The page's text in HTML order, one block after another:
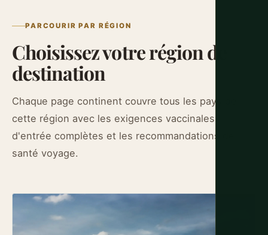
PARCOURIR PAR RÉGION
Choisissez votre région de
destination
Chaque page continent couvre tous les pays de
cette région avec les exigences vaccinales
d'entrée complètes et les recommandations de
santé voyage.